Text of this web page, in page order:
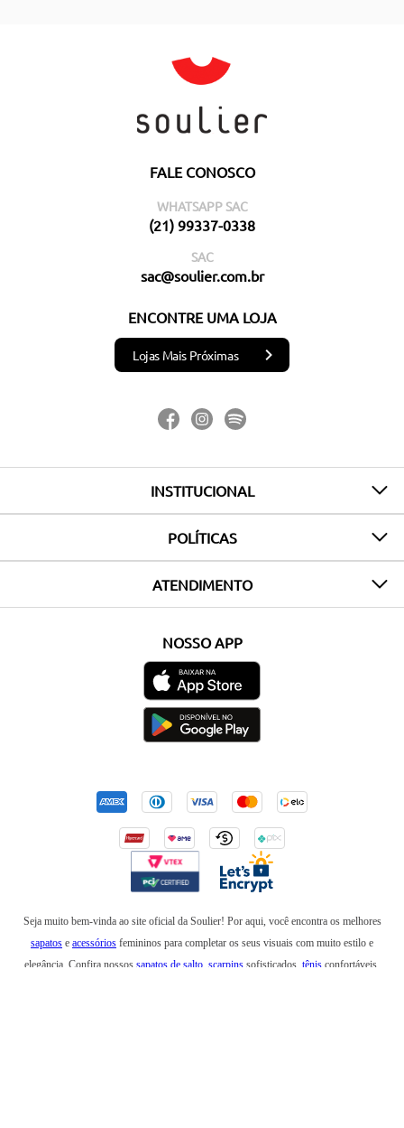
FALE CONOSCO
WHATSAPP SAC
(21) 99337-0338
SAC
sac@soulier.com.br
ENCONTRE UMA LOJA
Lojas Mais Próximas
INSTITUCIONAL
POLÍTICAS
ATENDIMENTO
NOSSO APP
Seja muito bem-vinda ao site oficial da Soulier! Por aqui, você encontra os melhores
sapatos e acessórios femininos para completar os seus visuais com muito estilo e
elegância. Confira nossos sapatos de salto scarpins sofisticados, tênis confortáveis,